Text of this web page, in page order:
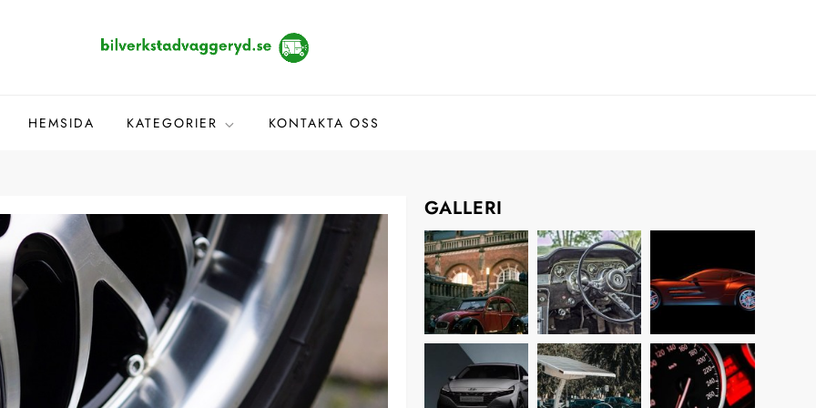
HEMSIDA KATEGORIER KONTAKTA OSS
GALLERI